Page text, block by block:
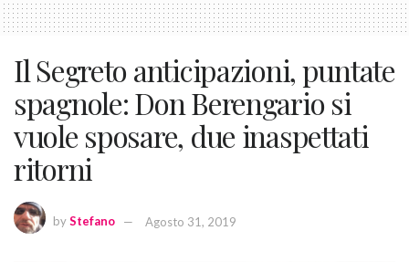
Il Segreto anticipazioni, puntate
spagnole: Don Berengario si
vuole sposare, due inaspettati
ritorni
byStefano Agosto 31, 2019